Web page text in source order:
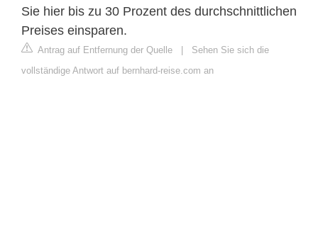
Sie hier bis zu 30 Prozent des durchschnittlichen
Preises einsparen.
Antrag auf Entfernung der Quelle | Sehen Sie sich die
vollständige Antwort auf bernhard-reise.com an